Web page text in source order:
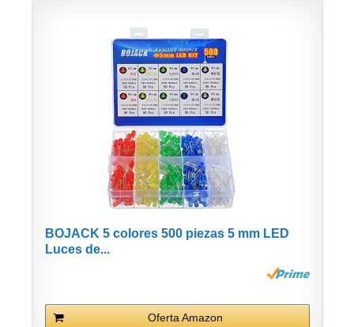
BOJACK 5 colores 500 piezas 5 mm LED
Luces de...
Oferta Amazon